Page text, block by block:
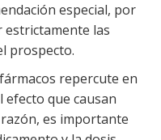
especial, por
las
prospecto.
repercute en
que causan
es importante